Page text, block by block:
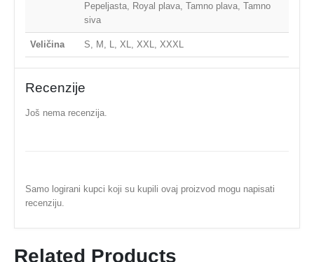
Pepeljasta, Royal plava, Tamno plava, Tamno
siva
Veličina S, M, L, XL, XXL, XXXL
Recenzije
Još nema recenzija.
Samo logirani kupci koji su kupili ovaj proizvod mogu napisati
recenziju.
Related Products